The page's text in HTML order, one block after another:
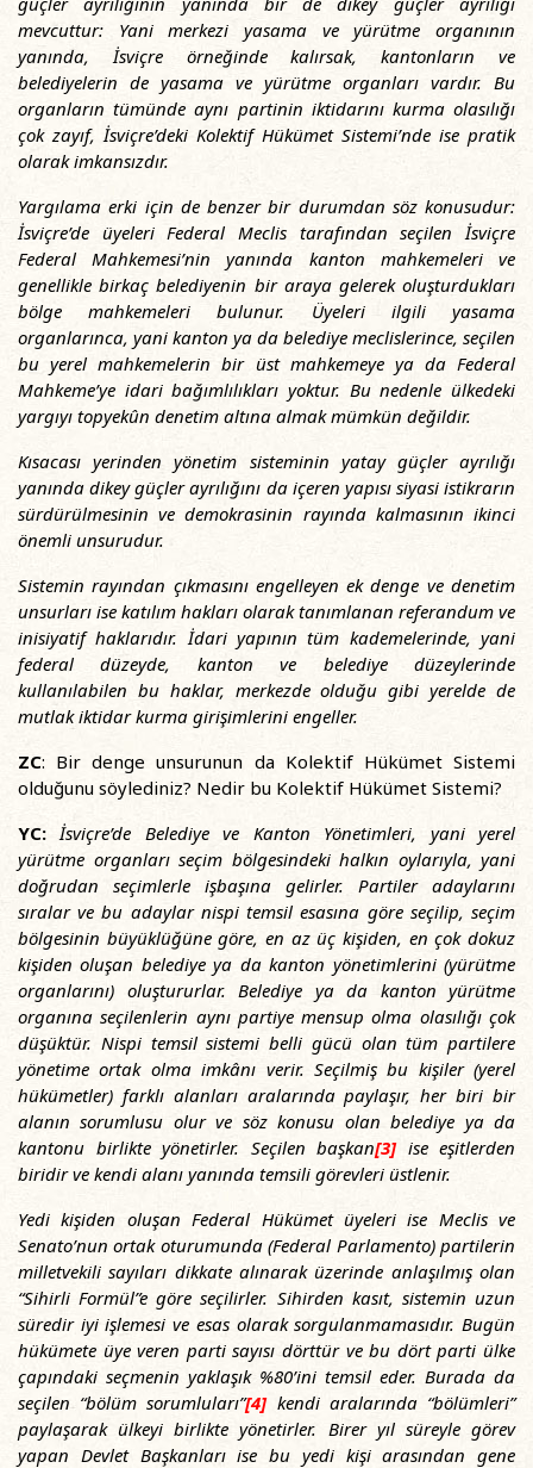
mevcuttur: Yani merkezi yasama ve yürütme organının
yanında, İsviçre örneğinde kalırsak, kantonların ve
belediyelerin de yasama ve yürütme organları vardır. Bu
organların tümünde aynı partinin iktidarını kurma olasılığı
çok zayıf, İsviçre’deki Kolektif Hükümet Sistemi’nde ise pratik
olarak imkansızdır.
Yargılama erki için de benzer bir durumdan söz konusudur:
İsviçre’de üyeleri Federal Meclis tarafından seçilen İsviçre
Federal Mahkemesi’nin yanında kanton mahkemeleri ve
genellikle birkaç belediyenin bir araya gelerek oluşturdukları
bölge mahkemeleri bulunur. Üyeleri ilgili yasama
organlarınca, yani kanton ya da belediye meclislerince, seçilen
bu yerel mahkemelerin bir üst mahkemeye ya da Federal
Mahkeme’ye idari bağımlılıkları yoktur. Bu nedenle ülkedeki
yargıyı topyekûn denetim altına almak mümkün değildir.
Kısacası yerinden yönetim sisteminin yatay güçler ayrılığı
yanında dikey güçler ayrılığını da içeren yapısı siyasi istikrarın
sürdürülmesinin ve demokrasinin rayında kalmasının ikinci
önemli unsurudur.
Sistemin rayından çıkmasını engelleyen ek denge ve denetim
unsurları ise katılım hakları olarak tanımlanan referandum ve
inisiyatif haklarıdır. İdari yapının tüm kademelerinde, yani
federal düzeyde, kanton ve belediye düzeylerinde
kullanılabilen bu haklar, merkezde olduğu gibi yerelde de
mutlak iktidar kurma girişimlerini engeller.
ZC: Bir denge unsurunun da Kolektif Hükümet Sistemi
olduğunu söylediniz? Nedir bu Kolektif Hükümet Sistemi?
YC: İsviçre’de Belediye ve Kanton Yönetimleri, yani yerel
yürütme organları seçim bölgesindeki halkın oylarıyla, yani
doğrudan seçimlerle işbaşına gelirler. Partiler adaylarını
sıralar ve bu adaylar nispi temsil esasına göre seçilip, seçim
bölgesinin büyüklüğüne göre, en az üç kişiden, en çok dokuz
kişiden oluşan belediye ya da kanton yönetimlerini (yürütme
organlarını) oluştururlar. Belediye ya da kanton yürütme
organına seçilenlerin aynı partiye mensup olma olasılığı çok
düşüktür. Nispi temsil sistemi belli gücü olan tüm partilere
yönetime ortak olma imkânı verir. Seçilmiş bu kişiler (yerel
hükümetler) farklı alanları aralarında paylaşır, her biri bir
alanın sorumlusu olur ve söz konusu olan belediye ya da
kantonu birlikte yönetirler. Seçilen başkan[3]ise eşitlerden
biridir ve kendi alanı yanında temsili görevleri üstlenir.
Yedi kişiden oluşan Federal Hükümet üyeleri ise Meclis ve
Senato’nun ortak oturumunda (Federal Parlamento) partilerin
milletvekili sayıları dikkate alınarak üzerinde anlaşılmış olan
“Sihirli Formül”e göre seçilirler. Sihirden kasıt, sistemin uzun
süredir iyi işlemesi ve esas olarak sorgulanmamasıdır. Bugün
hükümete üye veren parti sayısı dörttür ve bu dört parti ülke
çapındaki seçmenin yaklaşık %80’ini temsil eder. Burada da
seçilen “bölüm sorumluları”[4]kendi aralarında “bölümleri”
paylaşarak ülkeyi birlikte yönetirler. Birer yıl süreyle görev
yapan Devlet Başkanları ise bu yedi kişi arasından gene